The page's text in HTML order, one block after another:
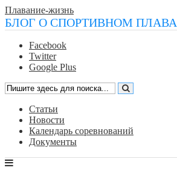
Плавание-жизнь
БЛОГ О СПОРТИВНОМ
Facebook
Twitter
Google Plus
Статьи
Новости
Календарь соревнований
Документы